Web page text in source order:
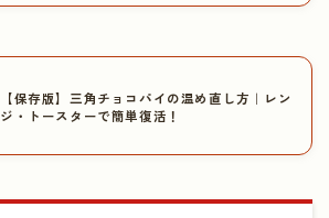
【保存版】三角チョコパイの温め直し方｜レン
ジ・トースターで簡単復活！